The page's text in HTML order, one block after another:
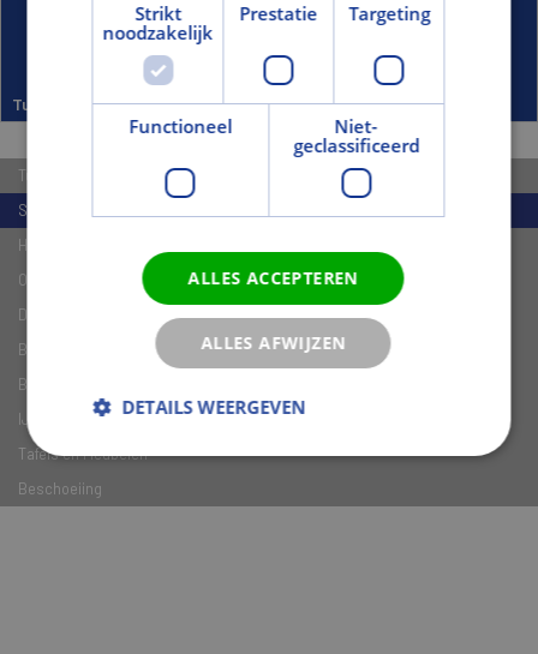
Tuinscherm Grenen
Tuinhout
Schuttingen en Deuren
Hekwerken
Overkappingen en Tuinhuisjes
Dakbedekking en HWA
Bestrating
Beton materialen
IJzerwaren/Verf t.b.v. Tuin
Tafels en Meubelen
Beschoeiing
Strikt
noodzakelijk
Prestatie Targeting
Functioneel
Niet-
geclassificeerd
ALLES ACCEPTEREN
ALLES AFWIJZEN
DETAILS WEERGEVEN